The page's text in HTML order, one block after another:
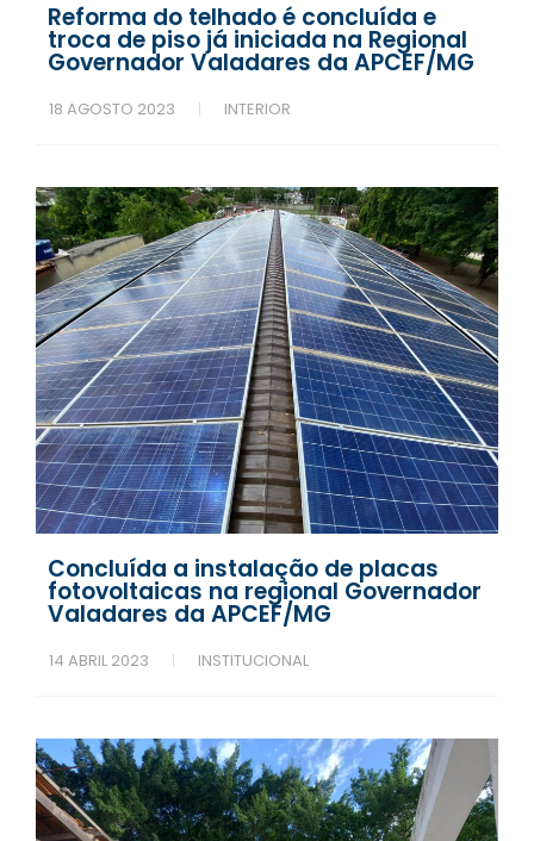
Reforma do telhado é concluída e
troca de piso já iniciada na Regional
Governador Valadares da APCEF/MG
18 AGOSTO 2023 INTERIOR
Concluída a instalação de placas
fotovoltaicas na regional Governador
Valadares da APCEF/MG
14 ABRIL 2023 INSTITUCIONAL